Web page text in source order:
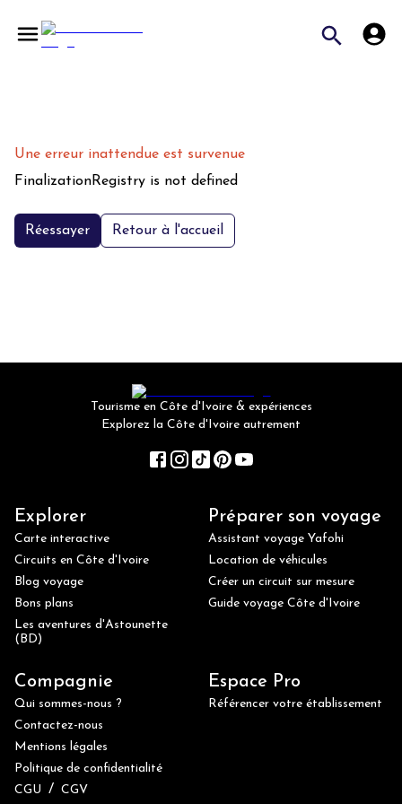
Une erreur inattendue est survenue
FinalizationRegistry is not defined
Réessayer Retour à l'accueil
Tourisme en Côte d'Ivoire & expériences
Explorez la Côte d'Ivoire autrement
Explorer
Carte interactive
Circuits en Côte d'Ivoire
Blog voyage
Bons plans
Les aventures d'Astounette
(BD)
Préparer son voyage
Assistant voyage Yafohi
Location de véhicules
Créer un circuit sur mesure
Guide voyage Côte d'Ivoire
Compagnie
Qui sommes-nous ?
Contactez-nous
Mentions légales
Politique de confidentialité
CGU / CGV
Espace Pro
Référencer votre établissement